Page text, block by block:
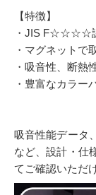
【特徴】
・JIS F☆☆☆☆
・マグネットで
・吸音性、断熱
・豊富なカラー
吸音性能データ
など、設計・仕
てご確認いただ